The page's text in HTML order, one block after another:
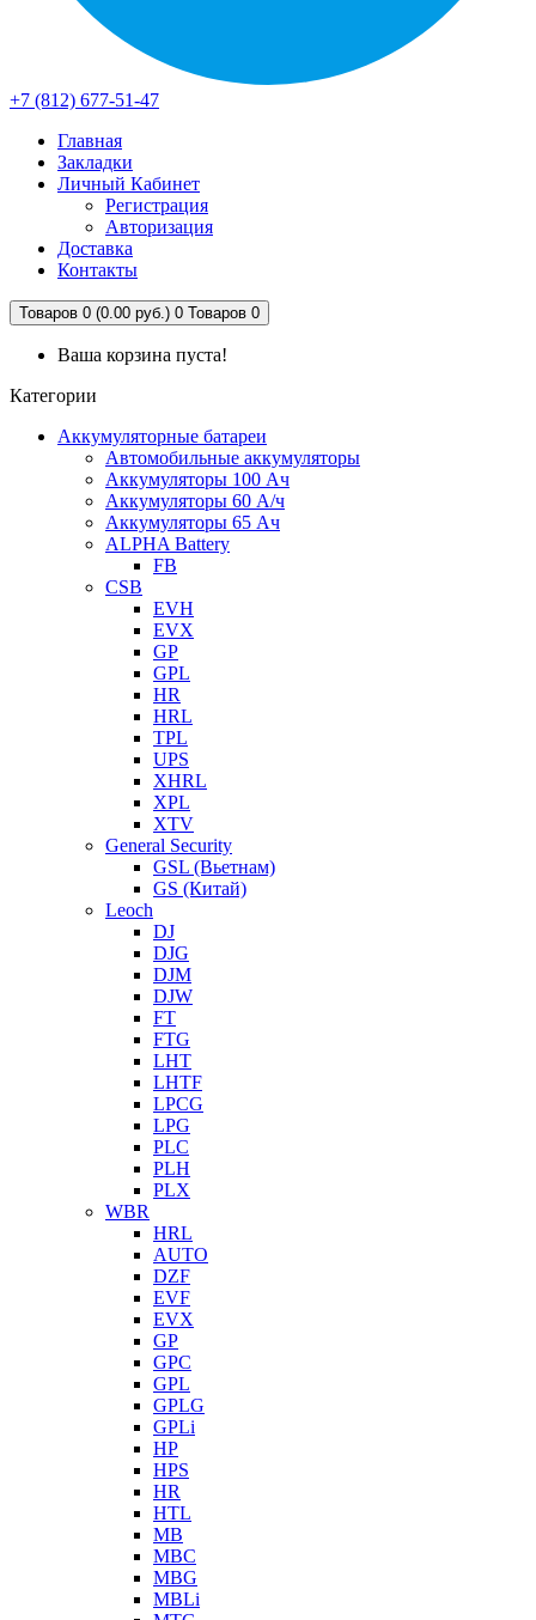
+7 (812) 677-51-47
Главная
Закладки
Личный Кабинет
Регистрация
Авторизация
Доставка
Контакты
Товаров 0 (0.00 руб.) 0 Товаров 0
Ваша корзина пуста!
Категории
Аккумуляторные батареи
Автомобильные аккумуляторы
Аккумуляторы 100 Ач
Аккумуляторы 60 А/ч
Аккумуляторы 65 Ач
ALPHA Battery
FB
CSB
EVH
EVX
GP
GPL
HR
HRL
TPL
UPS
XHRL
XPL
XTV
General Security
GSL (Вьетнам)
GS (Китай)
Leoch
DJ
DJG
DJM
DJW
FT
FTG
LHT
LHTF
LPCG
LPG
PLC
PLH
PLX
WBR
HRL
AUTO
DZF
EVF
EVX
GP
GPC
GPL
GPLG
GPLi
HP
HPS
HR
HTL
MB
MBC
MBG
MBLi